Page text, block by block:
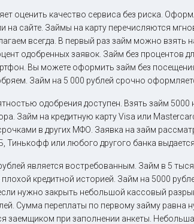
оценить качество сервиса без риска.
на сайте. Займы на карту перечисляются
всегда. В первый раз займ можно
одобренных заявок. Займ без процентов
Вы можете оформить займ без
Займ на 5 000 рублей срочно
одобрения доступен. Взять займ
Займ на кредитную карту Visa или
в других МФО. Заявка на займ
Тинькофф или любого другого банка выдается.
является востребованным. Займ в 5
кредитной историей. Займ на 5000
нужно закрыть небольшой кассовый
Сумма переплаты по первому займу
заемщиком при заполнении анкеты.